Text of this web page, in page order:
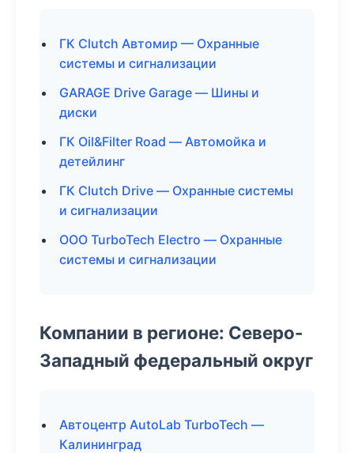
ГК Clutch Автомир — Охранные
системы и сигнализации
GARAGE Drive Garage — Шины и
диски
ГК Oil&Filter Road — Автомойка и
детейлинг
ГК Clutch Drive — Охранные системы
и сигнализации
ООО TurboTech Electro — Охранные
системы и сигнализации
Компании в регионе: Северо-
Западный федеральный округ
Автоцентр AutoLab TurboTech —
Калининград